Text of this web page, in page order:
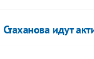
идут